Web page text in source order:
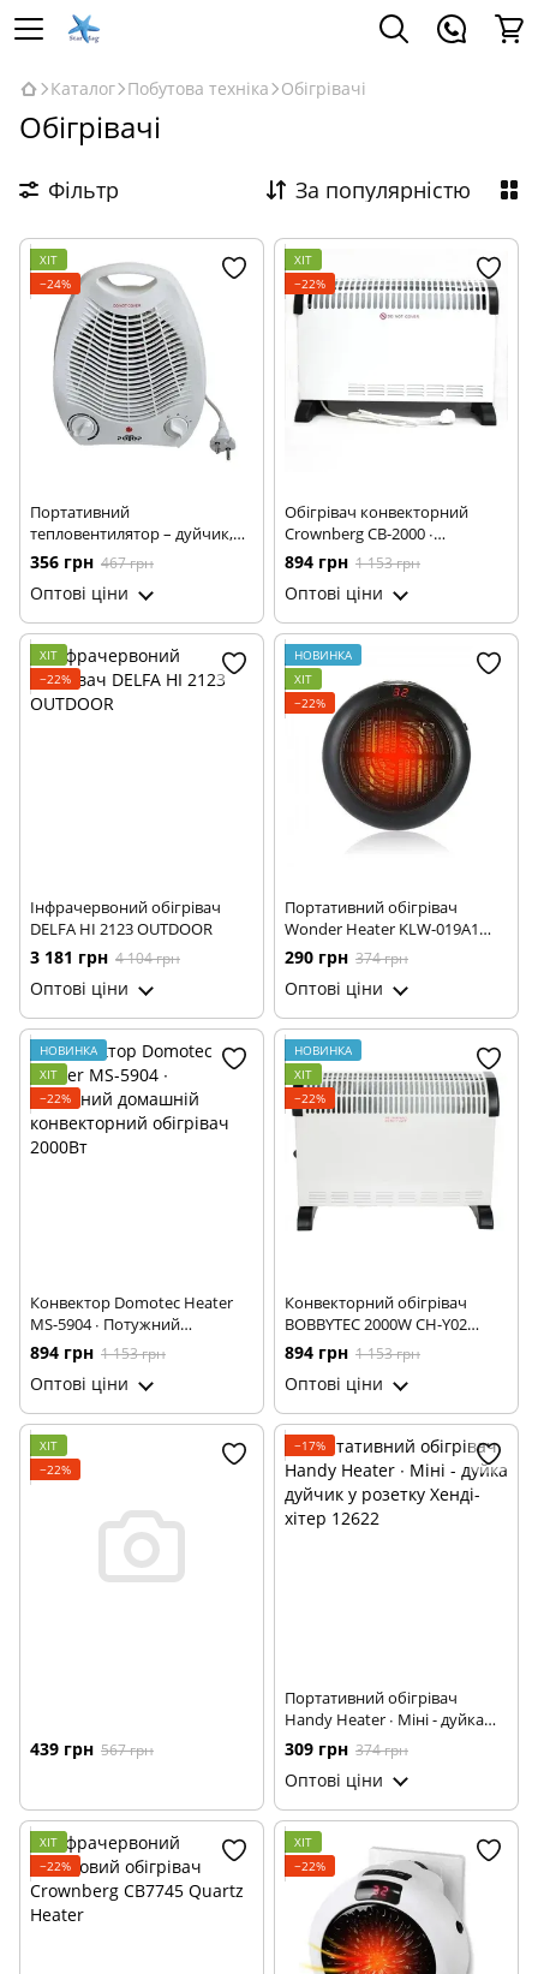
Каталог Побутова техніка Обігрівачі
Обігрівачі
Фільтр За популярністю
ХІТ
−24%
Портативний
тепловентилятор – дуйчик,
2000 Вт PoTop LQ-501 ∙
Електричний побутовий
обігрівач
356 грн 467 грн
Оптові ціни
ХІТ
−22%
Обігрівач конвекторний
Crownberg CB-2000 ∙
Електричний конвектор, 2000
894 грн 1 153 грн
Оптові ціни
ХІТ
−22%
Інфрачервоний обігрівач
DELFA HI 2123 OUTDOOR
3 181 грн 4 104 грн
Оптові ціни
НОВИНКА
ХІТ
−22%
Портативний обігрівач
Wonder Heater KLW-019A1
900Вт
290 грн 374 грн
Оптові ціни
НОВИНКА
ХІТ
−22%
Конвектор Domotec Heater
MS-5904 ∙ Потужний
домашній конвекторний
обігрівач 2000Вт
894 грн 1 153 грн
Оптові ціни
НОВИНКА
ХІТ
−22%
Конвекторний обігрівач
BOBBYTEC 2000W CH-Y02
Домашній електричний
конвектор
894 грн 1 153 грн
Оптові ціни
ХІТ
−22%
439 грн 567 грн
−17%
Портативний обігрівач
Handy Heater ∙ Міні - дуйка
дуйчик у розетку Хенді-хітер
309 грн 374 грн
Оптові ціни
ХІТ
−22%
ХІТ
−22%